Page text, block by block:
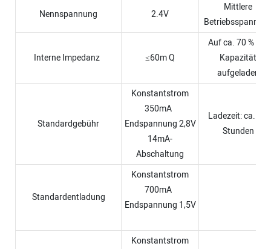
Nennspannung 2.4V
Mittlere
Interne Impedanz ≤60m Q
Auf ca. 70 % der
Kapazität
aufgeladen
Standardgebühr
Konstantstrom
350mA
Endspannung 2,8V
14mA-
Abschaltung
Ladezeit: ca. 3,0
Stunden
Standardentladung
Konstantstrom
700mA
Endspannung 1,5V
Konstantstrom